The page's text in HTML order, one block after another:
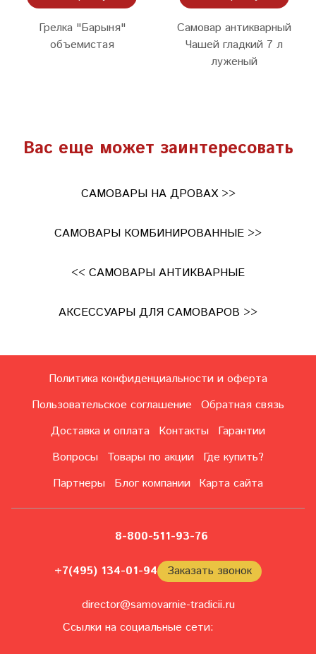
Грелка "Барыня"
объемистая
Самовар антикварный
Чашей гладкий 7 л
луженый
Вас еще может заинтересовать
САМОВАРЫ НА ДРОВАХ >>
САМОВАРЫ КОМБИНИРОВАННЫЕ >>
<< САМОВАРЫ АНТИКВАРНЫЕ
АКСЕССУАРЫ ДЛЯ САМОВАРОВ >>
Политика конфиденциальности и оферта
Пользовательское соглашение
Обратная связь
Доставка и оплата
Контакты
Гарантии
Вопросы
Товары по акции
Где купить?
Партнеры
Блог компании Карта сайта
8-800-511-93-76
+7(495) 134-01-94 Заказать звонок
director@samovarnie-tradicii.ru
Ссылки на социальные сети: